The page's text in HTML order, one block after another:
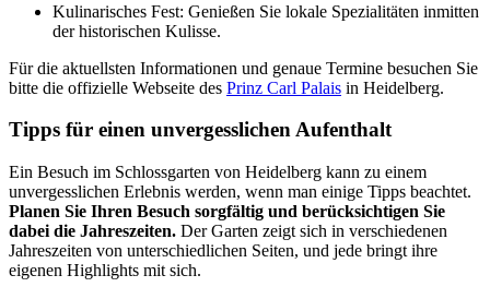
Kulinarisches Fest: Genießen Sie lokale Spezialitäten inmitten
der historischen Kulisse.
Für die aktuellsten Informationen und genaue Termine besuchen Sie
bitte die offizielle Webseite des Prinz Carl Palais in Heidelberg.
Tipps für einen unvergesslichen Aufenthalt
Ein Besuch im Schlossgarten von Heidelberg kann zu einem
unvergesslichen Erlebnis werden, wenn man einige Tipps beachtet.
Planen Sie Ihren Besuch sorgfältig und berücksichtigen Sie
dabei die Jahreszeiten. Der Garten zeigt sich in verschiedenen
Jahreszeiten von unterschiedlichen Seiten, und jede bringt ihre
eigenen Highlights mit sich.